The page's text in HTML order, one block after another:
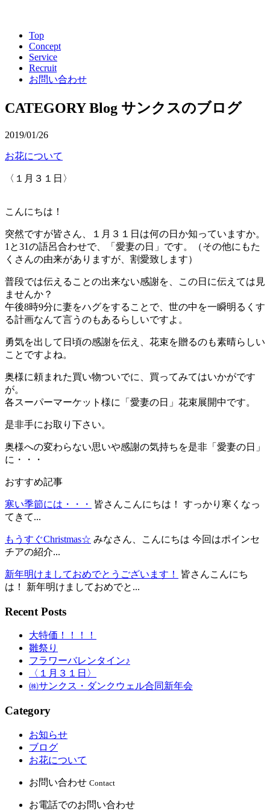
Top
Concept
Service
Recruit
お問い合わせ
CATEGORY Blog サンクスのブログ
2019/01/26
お花について
〈１月３１日〉
こんにちは！
突然ですが皆さん、１月３１日は何の日か知っていますか。
1と31の語呂合わせで、「愛妻の日」です。（その他にもた
くさんの由来がありますが、割愛致します）
普段では伝えることの出来ない感謝を、この日に伝えては見
ませんか？
午後8時9分に妻をハグをすることで、世の中を一瞬明るくす
る計画なんて言うのもあるらしいですよ。
勇気を出して日頃の感謝を伝え、花束を贈るのも素晴らしい
ことですよね。
奥様に頼まれた買い物ついでに、買ってみてはいかがです
が。
各スーパーマーケット様に「愛妻の日」花束展開中です。
是非手にお取り下さい。
奥様への変わらない思いや感謝の気持ちを是非「愛妻の日」
に・・・
おすすめ記事
寒い季節には・・・
皆さんこんにちは！ すっかり寒くなっ
てきて...
もうすぐChristmas☆ みなさん、こんにちは 今回はポインセ
チアの紹介...
新年明けましておめでとうございます！
皆さんこんにち
は！ 新年明けましておめでと...
Recent Posts
大特価！！！！
雛祭り
フラワーバレンタイン♪
〈１月３１日〉
㈱サンクス・ダンクウェル合同新年会
Category
お知らせ
ブログ
お花について
お問い合わせ Contact
お電話でのお問い合わせ